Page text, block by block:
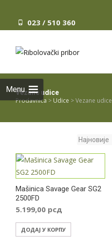
023 / 510 360
MenuVezane udice
Prodavnica > Udice >Vezane udice
Mašinica Savage Gear SG2
2500FD
5.199,00 рсд
ДОДАЈ У КОРПУ